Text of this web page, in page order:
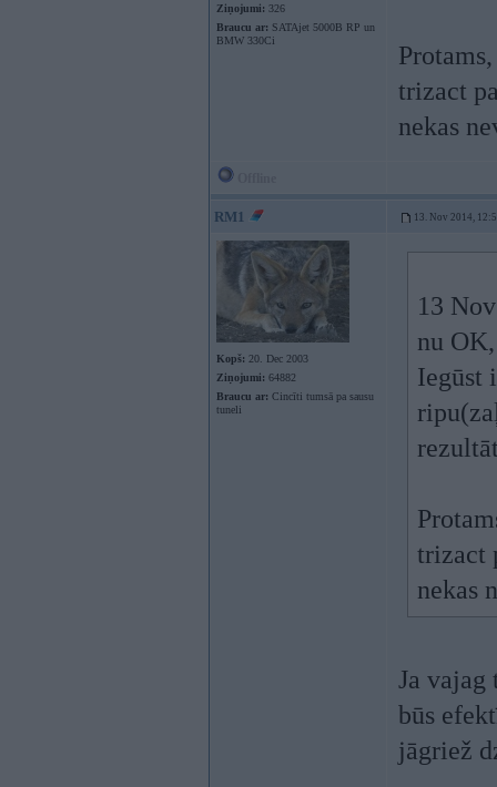
Ziņojumi: 326
Braucu ar: SATAjet 5000B RP un
BMW 330Ci
trizact
nekas
RM1 13. Nov 2014,
Kopš: 20. Dec 2003
Ziņojumi: 64882
Braucu ar: Cincīti tumsā pa sausu
tuneli
13
nu
Iegūst
trizact
nekas
Ja vajag
būs
jāgriež